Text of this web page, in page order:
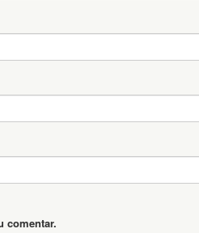
comentar.